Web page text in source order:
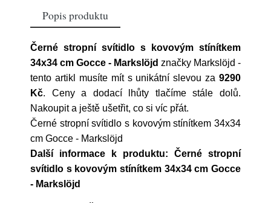
Popis produktu
Černé stropní svítidlo s kovovým stínítkem
34x34 cm Gocce - Markslöjd značky Markslöjd -
tento artikl musíte mít s unikátní slevou za 9290
Kč. Ceny a dodací lhůty tlačíme stále dolů.
Nakoupit a ještě ušetřit, co si víc přát.
Černé stropní svítidlo s kovovým stínítkem 34x34
cm Gocce - Markslöjd
Další informace k produktu: Černé stropní
svítidlo s kovovým stínítkem 34x34 cm Gocce
- Markslöjd